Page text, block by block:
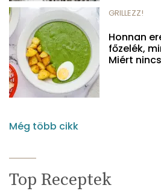
GRILLEZZ!
Honnan
főzelék,
Miért
Még több cikk
Top Receptek